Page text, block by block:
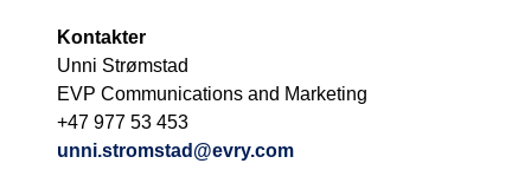
Kontakter
Unni Strømstad
EVP Communications and Marketing
+47 977 53 453
unni.stromstad@evry.com